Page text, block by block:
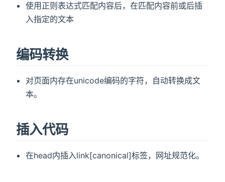
使用正则表达式匹配内容后，在匹配内容前或后插
入指定的文本
编码转换
对页面内存在unicode编码的字符，自动转换成文
本。
插入代码
在head内插入link[canonical]标签，网址规范化。